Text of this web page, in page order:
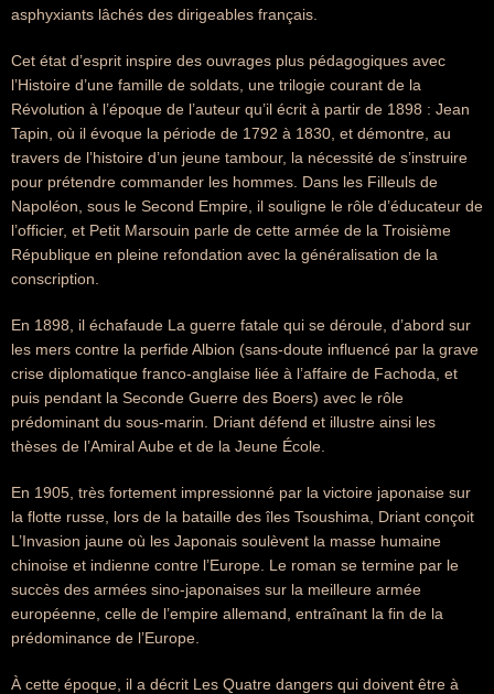
asphyxiants lâchés des dirigeables français.
Cet état d’esprit inspire des ouvrages plus pédagogiques avec
l’Histoire d’une famille de soldats, une trilogie courant de la
Révolution à l’époque de l’auteur qu’il écrit à partir de 1898 : Jean
Tapin, où il évoque la période de 1792 à 1830, et démontre, au
travers de l’histoire d’un jeune tambour, la nécessité de s’instruire
pour prétendre commander les hommes. Dans les Filleuls de
Napoléon, sous le Second Empire, il souligne le rôle d’éducateur de
l’officier, et Petit Marsouin parle de cette armée de la Troisième
République en pleine refondation avec la généralisation de la
conscription.
En 1898, il échafaude La guerre fatale qui se déroule, d’abord sur
les mers contre la perfide Albion (sans-doute influencé par la grave
crise diplomatique franco-anglaise liée à l’affaire de Fachoda, et
puis pendant la Seconde Guerre des Boers) avec le rôle
prédominant du sous-marin. Driant défend et illustre ainsi les
thèses de l’Amiral Aube et de la Jeune École.
En 1905, très fortement impressionné par la victoire japonaise sur
la flotte russe, lors de la bataille des îles Tsoushima, Driant conçoit
L’Invasion jaune où les Japonais soulèvent la masse humaine
chinoise et indienne contre l’Europe. Le roman se termine par le
succès des armées sino-japonaises sur la meilleure armée
européenne, celle de l’empire allemand, entraînant la fin de la
prédominance de l’Europe.
À cette époque, il a décrit Les Quatre dangers qui doivent être à